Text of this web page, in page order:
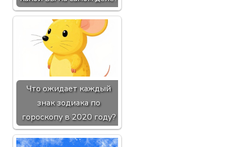
Что ожидает каждый
знак зодиака по
гороскопу в 2020 году?